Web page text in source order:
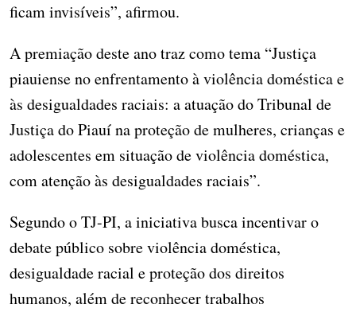
ficam invisíveis”, afirmou.
A premiação deste ano traz como tema “Justiça
piauiense no enfrentamento à violência doméstica e
às desigualdades raciais: a atuação do Tribunal de
Justiça do Piauí na proteção de mulheres, crianças e
adolescentes em situação de violência doméstica,
com atenção às desigualdades raciais”.
Segundo o TJ-PI, a iniciativa busca incentivar o
debate público sobre violência doméstica,
desigualdade racial e proteção dos direitos
humanos, além de reconhecer trabalhos